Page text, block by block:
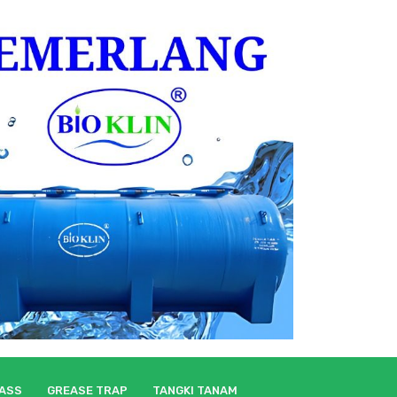
GREASE TRAP TANGKI TANAM